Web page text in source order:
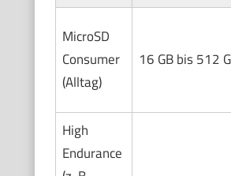
MicroSD
Consumer
(Alltag)
16 GB bis 512
High
Endurance